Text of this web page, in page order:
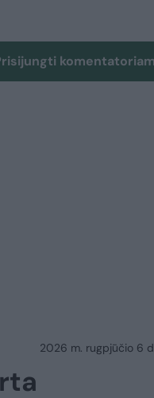
2026 m. rugpjūčio 6